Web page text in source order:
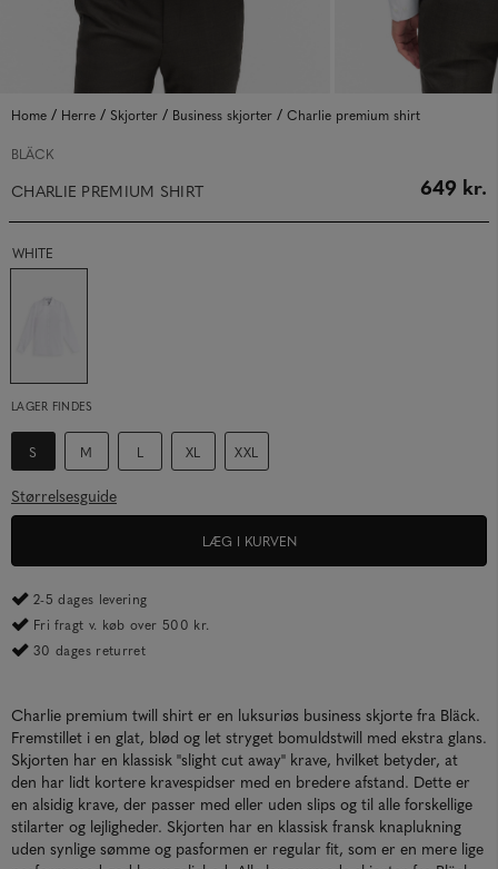
Home / Herre / Skjorter / Business skjorter / Charlie premium shirt
BLÄCK
CHARLIE PREMIUM SHIRT 649 kr.
WHITE
LAGER FINDES
S M L XL XXL
Størrelsesguide
LÆG I KURVEN
2-5 dages levering
Fri fragt v. køb over 500 kr.
30 dages returret
Charlie premium twill shirt er en luksuriøs business skjorte fra Bläck.
Fremstillet i en glat, blød og let stryget bomuldstwill med ekstra glans.
Skjorten har en klassisk "slight cut away" krave, hvilket betyder, at
den har lidt kortere kravespidser med en bredere afstand. Dette er
en alsidig krave, der passer med eller uden slips og til alle forskellige
stilarter og lejligheder. Skjorten har en klassisk fransk knaplukning
uden synlige sømme og pasformen er regular fit, som er en mere lige